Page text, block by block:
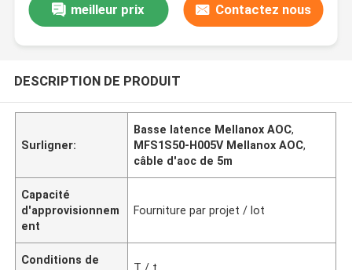
meilleur prix Contactez nous
DESCRIPTION DE PRODUIT
Surligner:
Basse latence Mellanox AOC,
MFS1S50-H005V Mellanox AOC,
câble d'aoc de 5m
Capacité
d'approvisionnem
ent
Fourniture par projet / lot
Conditions de
T / t